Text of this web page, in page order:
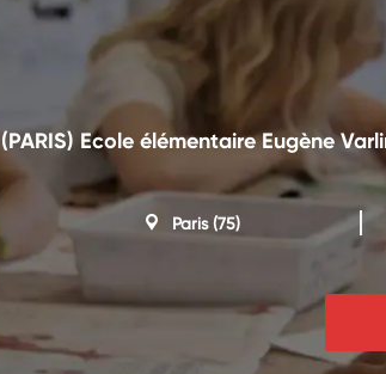
(PARIS) Ecole élémentaire Eugène
Paris(75)